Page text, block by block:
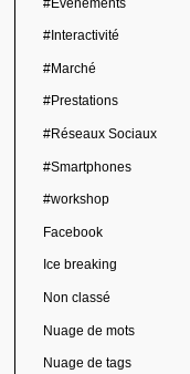
#Interactivité
#Marché
#Prestations
#Réseaux Sociaux
#Smartphones
#workshop
Facebook
Ice breaking
Non classé
Nuage de mots
Nuage de tags